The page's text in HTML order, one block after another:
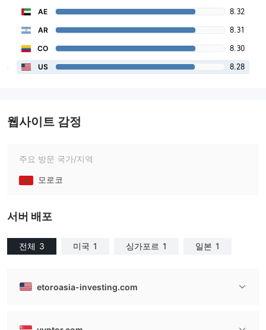
AE 8.32
AR 8.31
CO 8.30
US 8.28
웹사이트 감정
주요 방문 국가/지역
모로코
서버 배포
전체 3 미국 1 싱가포르 1 일본 1
etoroasia-investing.com